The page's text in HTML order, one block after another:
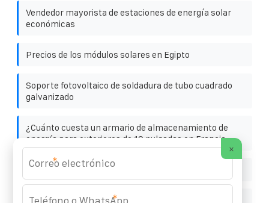
Vendedor mayorista de estaciones de energía solar
económicas
Precios de los módulos solares en Egipto
Soporte fotovoltaico de soldadura de tubo cuadrado
galvanizado
¿Cuánto cuesta un armario de almacenamiento de
energía para exteriores de 19 pulgadas en Francia
Batería solar en contenedor belga
Costo de un contenedor de almacenamiento de
×
*
*